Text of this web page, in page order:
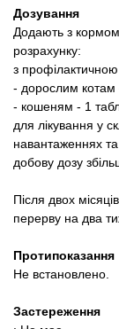
Дозування
Додають з
розрахунку:
з
- дорослим котам
- кошеням - 1
для лікування у
навантаженнях та
добову дозу
Після двох
перерву на два
Протипоказання
Не встановлено.
Застереження